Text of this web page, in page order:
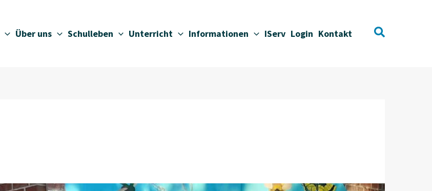
Über uns Schulleben Unterricht Informationen IServ Login Kontakt Suchen